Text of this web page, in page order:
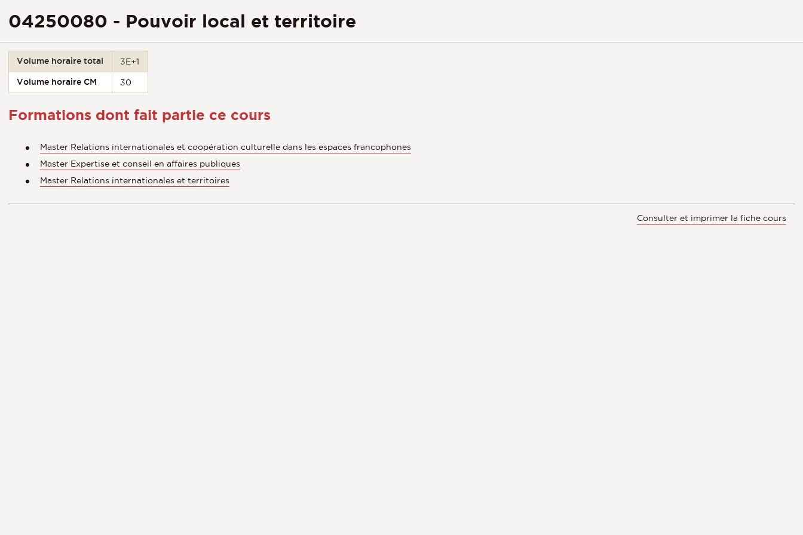
04250080 - Pouvoir local et territoire
Volume horaire total 3E+1
Volume horaire CM 30
Formations dont fait partie ce cours
Master Relations internationales et coopération culturelle dans les espaces francophones
Master Expertise et conseil en affaires publiques
Master Relations internationales et territoires
Consulter et imprimer la fiche cours